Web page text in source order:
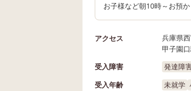
お子様など朝10時～お預
アクセス
兵庫県
甲子園
受入障害
発達障
受入年齢
未就学